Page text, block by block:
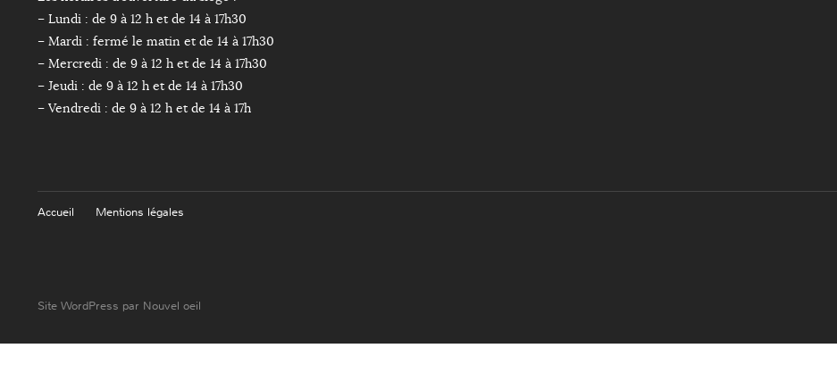
– Lundi : de 9 à 12 h et de 14 à 17h30
– Mardi : fermé le matin et de 14 à 17h30
– Mercredi : de 9 à 12 h et de 14 à 17h30
– Jeudi : de 9 à 12 h et de 14 à 17h30
– Vendredi : de 9 à 12 h et de 14 à 17h
Accueil Mentions légales
Site WordPress par Nouvel oeil